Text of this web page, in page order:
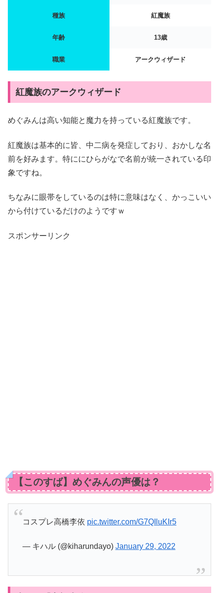
種族 紅魔族
年齢 13歳
職業 アークウィザード
紅魔族のアークウィザード
めぐみんは高い知能と魔力を持っている紅魔族です。
紅魔族は基本的に皆、中二病を発症しており、おかしな名
前を好みます。特ににひらがなで名前が統一されている印
象ですね。
ちなみに眼帯をしているのは特に意味はなく、かっこいい
から付けているだけのようですｗ
スポンサーリンク
【このすば】めぐみんの声優は？
コスプレ高橋李依 pic.twitter.com/G7QIluKIr5
— キハル (@kiharundayo) January 29, 2022